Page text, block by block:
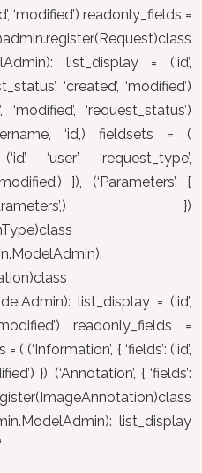
‘modified’) readonly_fields =
list_display = (‘id’,
‘created’, ‘modified’)
‘request_status’)
‘id’,) fieldsets = (
‘user’, ‘request_type’,
}), (‘Parameters’, {
})
list_display = (‘id’,
readonly_fields =
( (‘Information’, { ‘fields’: (‘id’,
}), (‘Annotation’, { ‘fields’:
list_display